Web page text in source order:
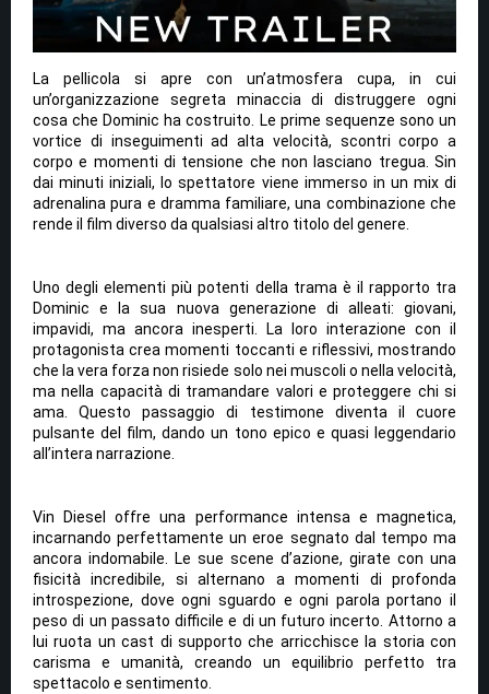
La pellicola si apre con un’atmosfera cupa, in cui
un’organizzazione segreta minaccia di distruggere ogni
cosa che Dominic ha costruito. Le prime sequenze sono un
vortice di inseguimenti ad alta velocità, scontri corpo a
corpo e momenti di tensione che non lasciano tregua. Sin
dai minuti iniziali, lo spettatore viene immerso in un mix di
adrenalina pura e dramma familiare, una combinazione che
rende il film diverso da qualsiasi altro titolo del genere.
Uno degli elementi più potenti della trama è il rapporto tra
Dominic e la sua nuova generazione di alleati: giovani,
impavidi, ma ancora inesperti. La loro interazione con il
protagonista crea momenti toccanti e riflessivi, mostrando
che la vera forza non risiede solo nei muscoli o nella velocità,
ma nella capacità di tramandare valori e proteggere chi si
ama. Questo passaggio di testimone diventa il cuore
pulsante del film, dando un tono epico e quasi leggendario
all’intera narrazione.
Vin Diesel offre una performance intensa e magnetica,
incarnando perfettamente un eroe segnato dal tempo ma
ancora indomabile. Le sue scene d’azione, girate con una
fisicità incredibile, si alternano a momenti di profonda
introspezione, dove ogni sguardo e ogni parola portano il
peso di un passato difficile e di un futuro incerto. Attorno a
lui ruota un cast di supporto che arricchisce la storia con
carisma e umanità, creando un equilibrio perfetto tra
spettacolo e sentimento.